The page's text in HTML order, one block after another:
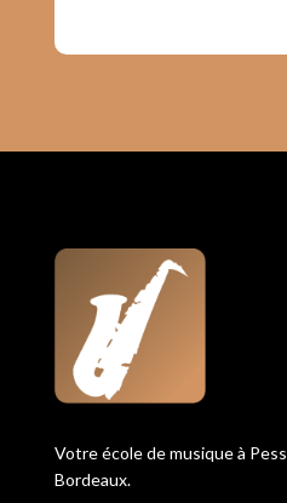
Votre école de musique à
Bordeaux.